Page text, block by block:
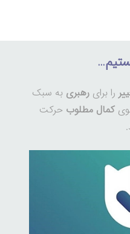
را برای رهبری به سبک
کمال مطلوب حرکت